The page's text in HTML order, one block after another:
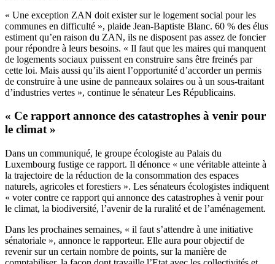
« Une exception ZAN doit exister sur le logement social pour les
communes en difficulté », plaide Jean-Baptiste Blanc. 60 % des élus
estiment qu’en raison du ZAN, ils ne disposent pas assez de foncier
pour répondre à leurs besoins. « Il faut que les maires qui manquent
de logements sociaux puissent en construire sans être freinés par
cette loi. Mais aussi qu’ils aient l’opportunité d’accorder un permis
de construire à une usine de panneaux solaires ou à un sous-traitant
d’industries vertes », continue le sénateur Les Républicains.
« Ce rapport annonce des catastrophes à venir pour
le climat »
Dans un communiqué, le groupe écologiste au Palais du
Luxembourg fustige ce rapport. Il dénonce « une véritable atteinte à
la trajectoire de la réduction de la consommation des espaces
naturels, agricoles et forestiers ». Les sénateurs écologistes indiquent
« voter contre ce rapport qui annonce des catastrophes à venir pour
le climat, la biodiversité, l’avenir de la ruralité et de l’aménagement.
Dans les prochaines semaines, « il faut s’attendre à une initiative
sénatoriale », annonce le rapporteur. Elle aura pour objectif de
revenir sur un certain nombre de points, sur la manière de